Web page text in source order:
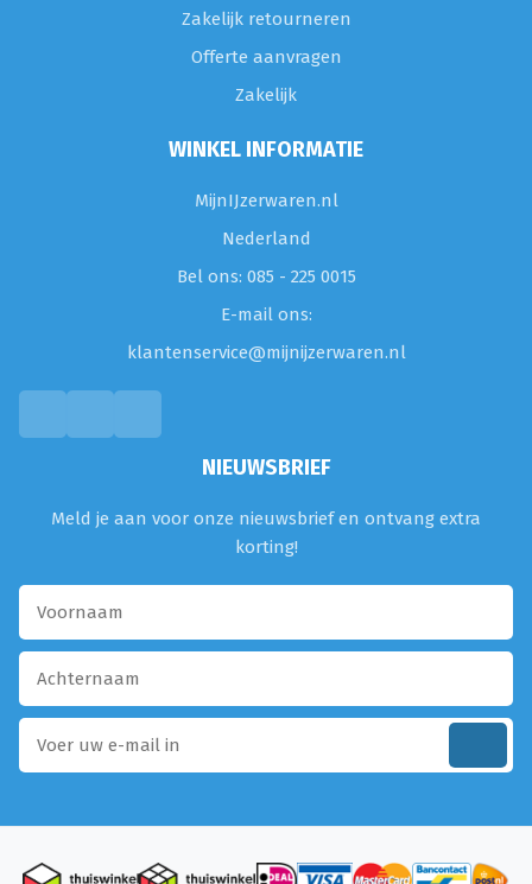
Zakelijk retourneren
Offerte aanvragen
Zakelijk
WINKEL INFORMATIE
MijnIJzerwaren.nl
Nederland
Bel ons: 085 - 225 0015
E-mail ons:
klantenservice@mijnijzerwaren.nl
NIEUWSBRIEF
Meld je aan voor onze nieuwsbrief en ontvang extra
korting!